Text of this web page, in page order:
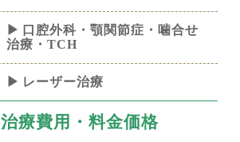
口腔外科・顎関節症・噛合せ
治療・TCH
レーザー治療
治療費用・料金価格